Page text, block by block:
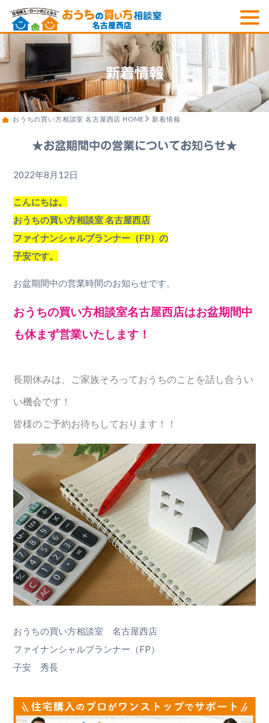
新着情報
おうちの買い方相談室 名古屋西店 HOME 新着情報
★お盆期間中の営業についてお知らせ★
2022年8月12日
こんにちは。
おうちの買い方相談室 名古屋西店
ファイナンシャルプランナー（FP）の
子安です。
お盆期間中の営業時間のお知らせです。
おうちの買い方相談室名古屋西店はお盆期間中
も休まず営業いたします！
長期休みは、ご家族そろっておうちのことを話し合うい
い機会です！
皆様のご予約お待ちしております！！
おうちの買い方相談室 名古屋西店
ファイナンシャルプランナー（FP）
子安 秀長